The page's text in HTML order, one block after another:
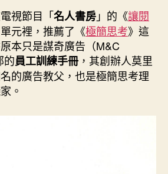
學
院
創
新
思
必
佈
日
期
視節目「名人書房」的《讓閱
元裡，推薦了《極簡思考》這
本只是謀奇廣告（M&C
的員工訓練手冊 ，其創辦人莫里
的廣告教父，也是極簡思考理
。